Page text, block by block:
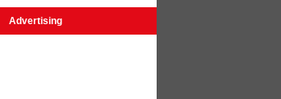
Advertising